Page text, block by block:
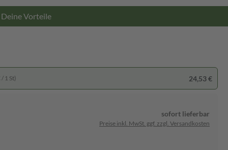
Deine Vorteile
1 St) 24,53 €
sofort lieferbar
Preise inkl. MwSt. ggf. zzgl. Versandkosten